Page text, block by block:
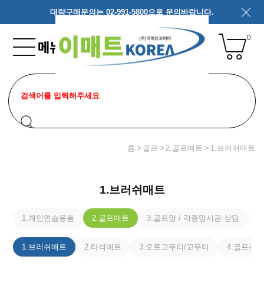
대량구매문의는 02-991-5800으로 문의바랍니다.
0
홈 골프 2.골프매트 1.브러쉬매트
1.브러쉬매트
1.개인연습용품 2.골프매트 3.골프망 / 각종망시공 상담
1.브러쉬매트 2.타석매트 3.오토고무티/고무티 4.골프존